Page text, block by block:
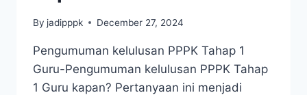
By jadipppk December 27, 2024
Pengumuman kelulusan PPPK Tahap 1
Guru-Pengumuman kelulusan PPPK Tahap
1 Guru kapan? Pertanyaan ini menjadi